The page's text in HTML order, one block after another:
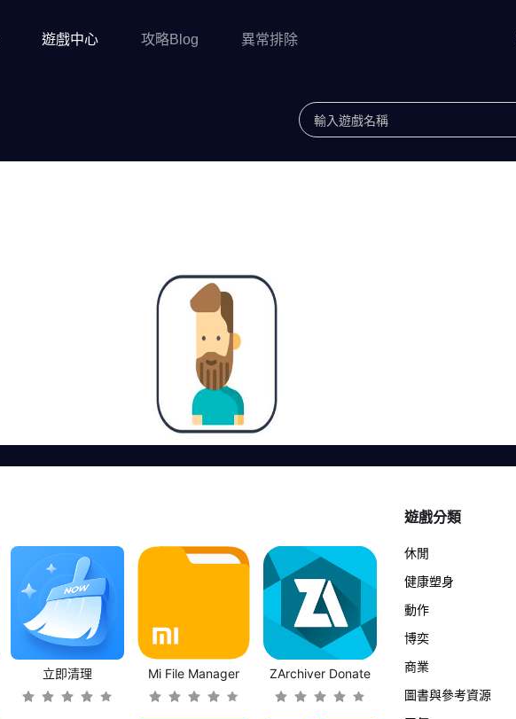
遊戲中心 攻略Blog 異常排除
立即清理 Mi File Manager ZArchiver Donate
遊戲分類
休閒
健康塑身
動作
博奕
商業
圖書與參考資源